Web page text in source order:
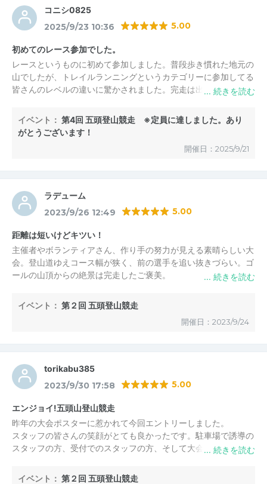
コニシ0825
2025/9/23 10:36 5.00
初めてのレース参加でした。
レースというものに初めて参加しました。普段歩き慣れた地元の
山でしたが、トレイルランニングというカテゴリーに参加してる
皆さんのレベルの違いに驚かされました。完走は出来ましたがほ
ーニングして、また参加したいです。
イベント： 第4回 五頭登山競走 ※定員に達しました。あり
がとうございます！
開催日：2025/9/21
ラデューム
2023/9/26 12:49 5.00
距離は短いけどキツい！
主催者やボランティアさん、作り手の努力が見える素晴らしい大
会。登山道ゆえコース幅が狭く、前の選手を追い抜きづらい。ゴ
ールの山頂からの絶景は完走したご褒美。
五頭スカイランニング実行委員会
昨年に引き続き、今回もご参加頂き、誠にありがとうござ
いました。
「距離は短いけどキツい！」は私たち実行委員会にとって
最高の誉め言葉です笑
今大会、天気にも恵まれ、ゴールからの景色は素晴らしか
ったと思います。
また、来年のご参加、お待ちしております。
イベント： 第２回 五頭登山競走
開催日：2023/9/24
torikabu385
2023/9/30 17:58 5.00
エンジョイ!五頭山登山競走
昨年の大会ポスターに惹かれて今回エントリーしました。
スタッフの皆さんの笑顔がとても良かったです。駐車場で誘導の
スタッフの方、受付でのスタッフの方、そして大会進行の遠藤健
加の私でも楽しく大会参加が出来ました。大会コースに配置され
五頭スカイランニング実行委員会
イベント： 第２回 五頭登山競走